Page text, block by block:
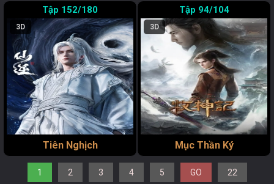
152/180
3D
Tiên Nghịch
94/104
3D
Mục Thần Ký
1 2 3 4 5 GO 22